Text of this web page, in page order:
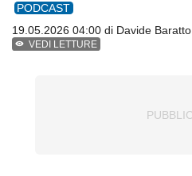
PODCAST
19.05.2026 04:00 di Davide Baratto
VEDI LETTURE